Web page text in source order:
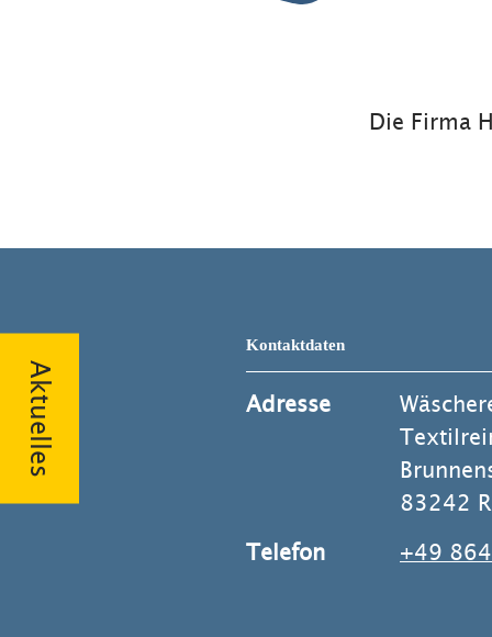
Aktuelles
Die Firma
Kontaktdaten
Adresse
83242
Telefon
+49